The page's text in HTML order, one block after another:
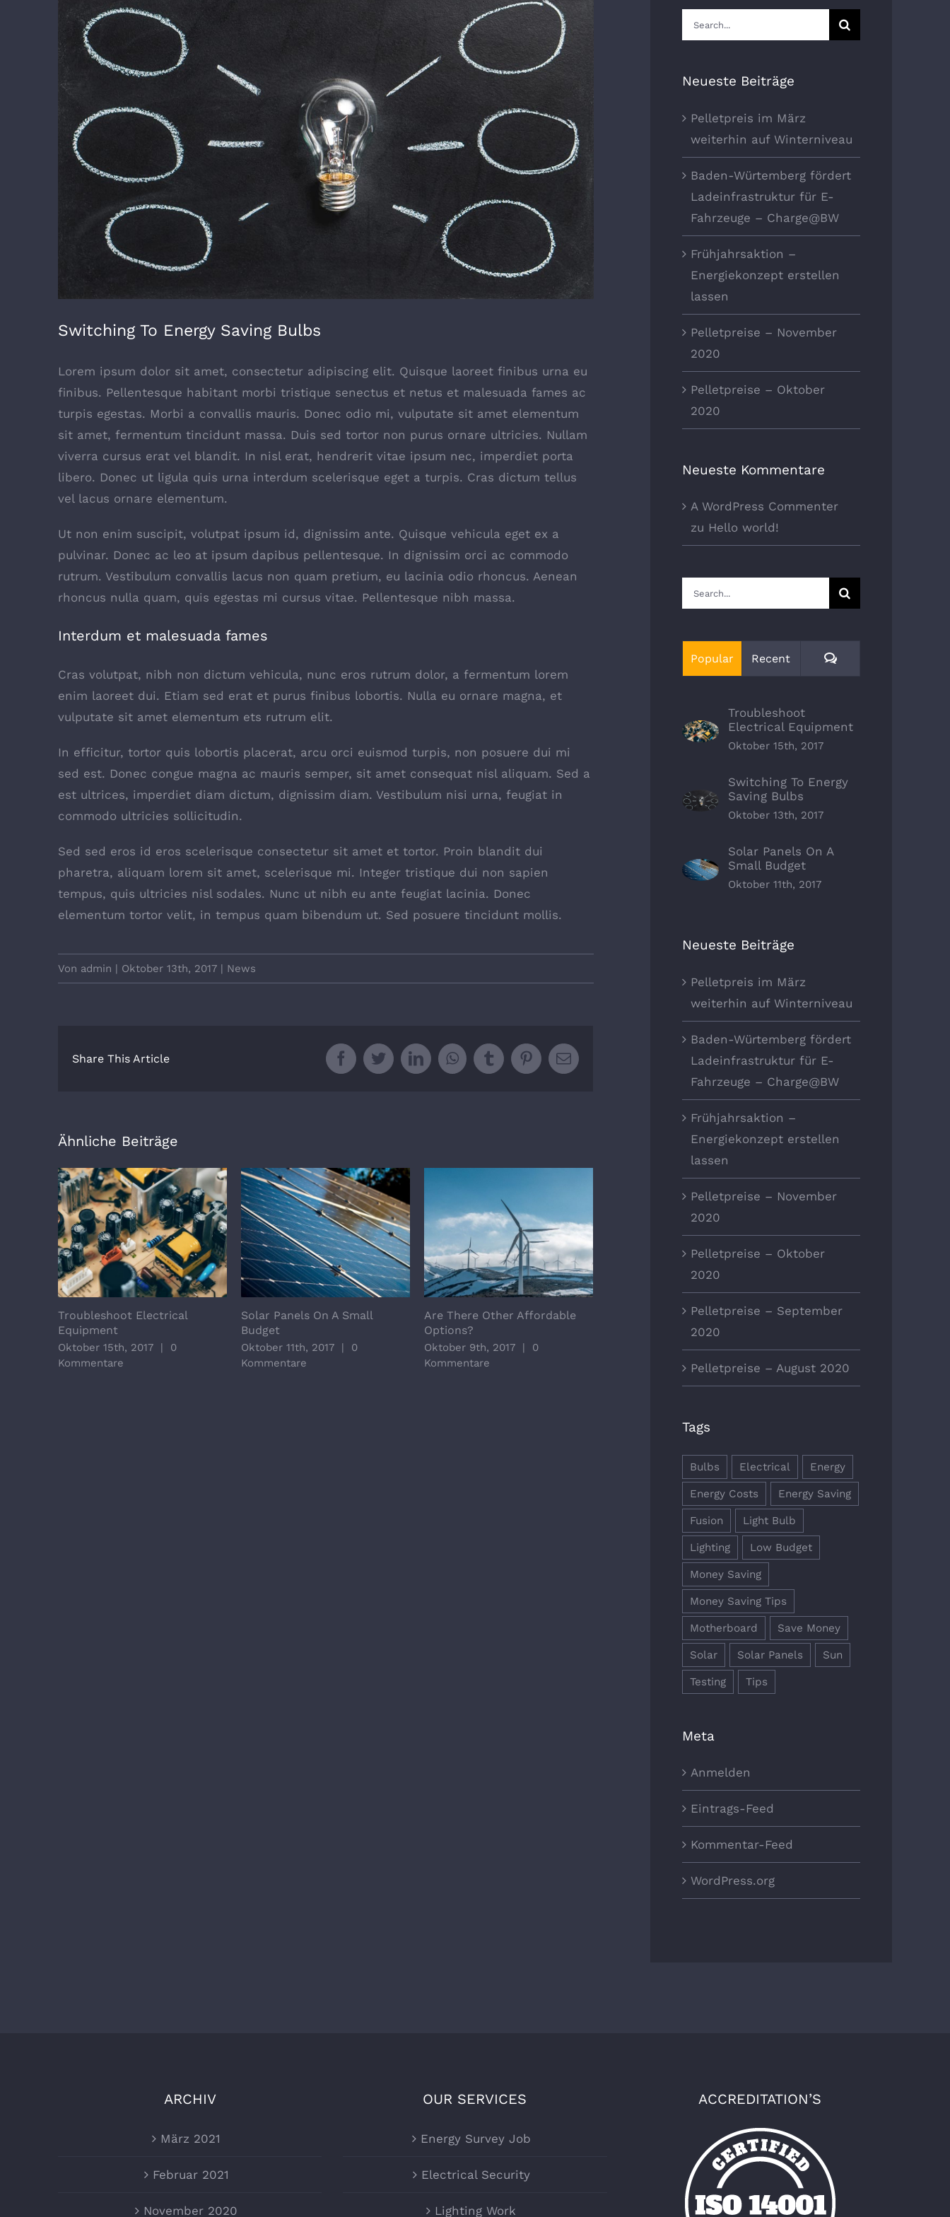
grösseres
Switching To Energy Saving Bulbs
Lorem ipsum dolor sit amet, consectetur adipiscing elit. Quisque laoreet finibus urna eu
finibus. Pellentesque habitant morbi tristique senectus et netus et malesuada fames ac
turpis egestas. Morbi a convallis mauris. Donec odio mi, vulputate sit amet elementum
sit amet, fermentum tincidunt massa. Duis sed tortor non purus ornare ultricies. Nullam
viverra cursus erat vel blandit. In nisl erat, hendrerit vitae ipsum nec, imperdiet porta
libero. Donec ut ligula quis urna interdum scelerisque eget a turpis. Cras dictum tellus
vel lacus ornare elementum.
Ut non enim suscipit, volutpat ipsum id, dignissim ante. Quisque vehicula eget ex a
pulvinar. Donec ac leo at ipsum dapibus pellentesque. In dignissim orci ac commodo
rutrum. Vestibulum convallis lacus non quam pretium, eu lacinia odio rhoncus. Aenean
rhoncus nulla quam, quis egestas mi cursus vitae. Pellentesque nibh massa.
Interdum et malesuada fames
Cras volutpat, nibh non dictum vehicula, nunc eros rutrum dolor, a fermentum lorem
enim laoreet dui. Etiam sed erat et purus finibus lobortis. Nulla eu ornare magna, et
vulputate sit amet elementum ets rutrum elit.
In efficitur, tortor quis lobortis placerat, arcu orci euismod turpis, non posuere dui mi
sed est. Donec congue magna ac mauris semper, sit amet consequat nisl aliquam. Sed a
est ultrices, imperdiet diam dictum, dignissim diam. Vestibulum nisi urna, feugiat in
commodo ultricies sollicitudin.
Sed sed eros id eros scelerisque consectetur sit amet et tortor. Proin blandit dui
pharetra, aliquam lorem sit amet, scelerisque mi. Integer tristique dui non sapien
tempus, quis ultricies nisl sodales. Nunc ut nibh eu ante feugiat lacinia. Donec
elementum tortor velit, in tempus quam bibendum ut. Sed posuere tincidunt mollis.
Von admin | Oktober 13th, 2017 | News
Share This Article FacebookTwitterLinkedInWhatsappTumblr PinterestEmail
Ähnliche Beiträge
Troubleshoot Electrical
Equipment
Oktober 15th, 2017 |
0
Kommentare
Solar Panels On A Small
Budget
Oktober 11th, 2017 |
0
Kommentare
Are There Other Affordable
Options?
Oktober 9th, 2017 |
0
Kommentare
Major Energy Saving Tips &
Oktober 7th, 2017 | 0
Choosing The Best Light
Kommentare
Suche
nach:
Neueste Beiträge
Pelletpreis im März
weiterhin auf Winterniveau
Baden-Würtemberg fördert
Ladeinfrastruktur für E-
Fahrzeuge – Charge@BW
Frühjahrsaktion –
Energiekonzept erstellen
lassen
Pelletpreise – November
2020
Pelletpreise – Oktober
2020
Neueste Kommentare
A WordPress Commenter
zu Hello world!
Suche
nach:
Popular Recent Kommentare
Troubleshoot
Electrical Equipment
Oktober 15th, 2017
Switching To Energy
Saving Bulbs
Oktober 13th, 2017
Solar Panels On A
Small Budget
Oktober 11th, 2017
Neueste Beiträge
Pelletpreis im März
weiterhin auf Winterniveau
Baden-Würtemberg fördert
Ladeinfrastruktur für E-
Fahrzeuge – Charge@BW
Frühjahrsaktion –
Energiekonzept erstellen
lassen
Pelletpreise – November
2020
Pelletpreise – Oktober
2020
Pelletpreise – September
2020
Pelletpreise – August 2020
Tags
Bulbs Electrical Energy
Energy Costs Energy Saving
Fusion Light Bulb
Lighting Low Budget
Money Saving
Money Saving Tips
Motherboard Save Money
Solar Solar Panels Sun
Testing Tips
Meta
Anmelden
Eintrags-Feed
Kommentar-Feed
WordPress.org
ARCHIV
März 2021
Februar 2021
November 2020
OUR SERVICES
Energy Survey Job
Electrical Security
Lighting Work
ACCREDITATION’S